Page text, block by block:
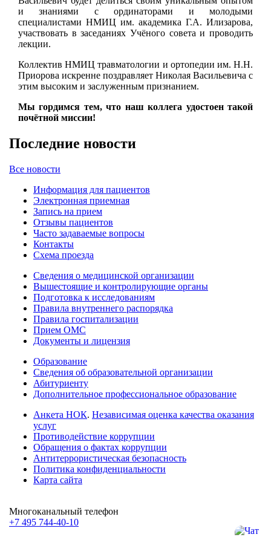
и знаниями с ординаторами и молодыми
специалистами НМИЦ им. академика Г.А. Илизарова,
участвовать в заседаниях Учёного совета и проводить
лекции.
Коллектив НМИЦ травматологии и ортопедии им. Н.Н.
Приорова искренне поздравляет Николая Васильевича с
этим высоким и заслуженным признанием.
Мы гордимся тем, что наш коллега удостоен такой
почётной миссии!
Последние новости
Все новости
Информация для пациентов
Электронная приемная
Запись на прием
Отзывы пациентов
Часто задаваемые вопросы
Контакты
Схема проезда
Сведения о медицинской организации
Вышестоящие и контролирующие органы
Подготовка к исследованиям
Правила внутреннего распорядка
Правила госпитализации
Прием ОМС
Документы и лицензия
Образование
Сведения об образовательной организации
Абитуриенту
Дополнительное профессиональное образование
Анкета НОК. Независимая оценка качества оказания
услуг
Противодействие коррупции
Обращения о фактах коррупции
Антитеррористическая безопасность
Политика конфиденциальности
Карта сайта
Многоканальный телефон
+7 495 744-40-10